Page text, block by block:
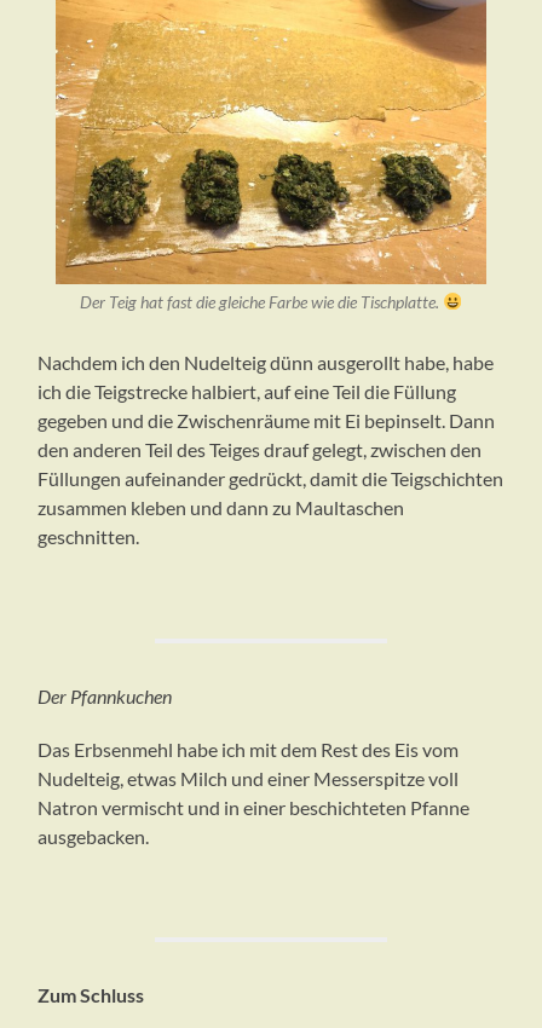
Der Teig hat fast die gleiche Farbe wie die Tischplatte.
Nachdem ich den Nudelteig dünn ausgerollt habe, habe
ich die Teigstrecke halbiert, auf eine Teil die Füllung
gegeben und die Zwischenräume mit Ei bepinselt. Dann
den anderen Teil des Teiges drauf gelegt, zwischen den
Füllungen aufeinander gedrückt, damit die Teigschichten
zusammen kleben und dann zu Maultaschen
geschnitten.
Der Pfannkuchen
Das Erbsenmehl habe ich mit dem Rest des Eis vom
Nudelteig, etwas Milch und einer Messerspitze voll
Natron vermischt und in einer beschichteten Pfanne
ausgebacken.
Zum Schluss